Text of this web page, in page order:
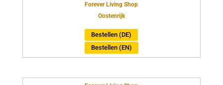
Forever Living Shop
Oostenrijk
Bestellen (DE)
Bestellen (EN)